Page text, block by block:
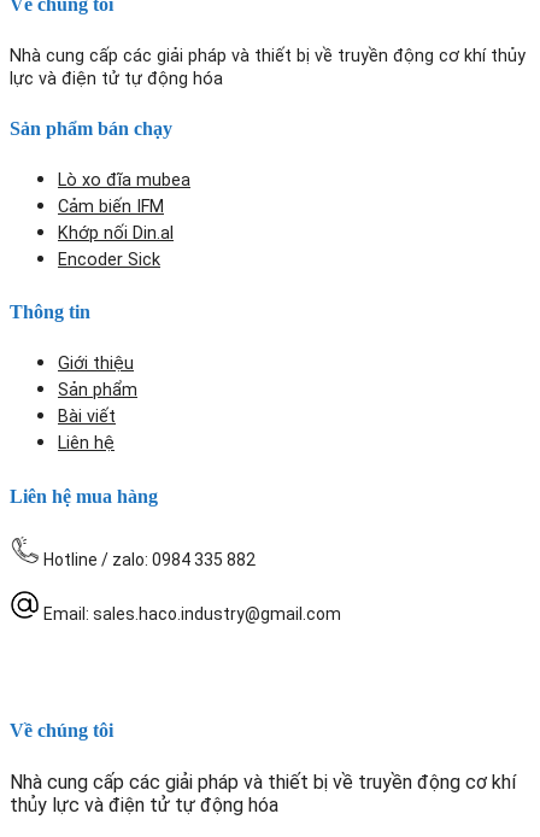
Về chúng tôi
Nhà cung cấp các giải pháp và thiết bị về truyền động cơ khí thủy
lực và điện tử tự động hóa
Sản phẩm bán chạy
Lò xo đĩa mubea
Cảm biến IFM
Khớp nối Din.al
Encoder Sick
Thông tin
Giới thiệu
Sản phẩm
Bài viết
Liên hệ
Liên hệ mua hàng
Hotline / zalo: 0984 335 882
Email: sales.haco.industry@gmail.com
Về chúng tôi
Nhà cung cấp các giải pháp và thiết bị về truyền động cơ khí
thủy lực và điện tử tự động hóa